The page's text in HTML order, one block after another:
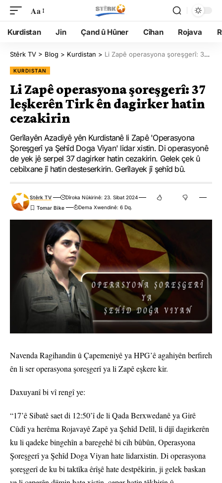
Aa
Kurdistan Jin Çand û Hûner Cîhan Rojava
Stêrk TV > Blog > Kurdistan > Li Zapê operasyona şoreşgerî: 37 leşkerên Tirk ên dagirker hatin cezakirin
KURDISTAN
Li Zapê operasyona şoreşgerî: 37
leşkerên Tirk ên dagirker hatin
cezakirin
Gerîlayên Azadiyê yên Kurdistanê li Zapê 'Operasyona
Şoreşgerî ya Şehîd Doga Viyan' lidar xistin. Di operasyonê
de yek jê serpel 37 dagirker hatin cezakirin. Gelek çek û
cebilxane jî hatin desteserkirin. Gerîlayek jî şehîd bû.
Stêrk TV
Dîroka Nûkirinê: 23. Sibat 2024
Dema Xwendinê: 6 Dq.
Navenda Ragihandin û Çapemeniyê ya HPG’ê agahiyên berfireh
ên li ser operasyona şoreşgerî ya li Zapê eşkere kir.
Daxuyanî bi vî rengî ye:
“17’ê Sibatê saet di 12:50’î de li Qada Berxwedanê ya Girê
Cûdî ya herêma Rojavayê Zapê ya Şehîd Delîl, li dijî dagirkerên
ku li qadeke bingehîn a baregehê bi cih bûbûn, Operasyona
Şoreşgerî ya Şehîd Doga Viyan hate lidarxistin. Di operasyona
şoreşgerî de ku bi taktîka êrîşê hate destpêkirin, ji gelek baskan